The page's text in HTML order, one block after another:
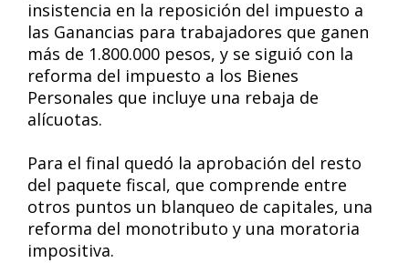
insistencia en la reposición del impuesto a
las Ganancias para trabajadores que ganen
más de 1.800.000 pesos, y se siguió con la
reforma del impuesto a los Bienes
Personales que incluye una rebaja de
alícuotas.
Para el final quedó la aprobación del resto
del paquete fiscal, que comprende entre
otros puntos un blanqueo de capitales, una
reforma del monotributo y una moratoria
impositiva.